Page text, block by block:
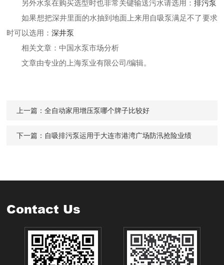
另外水泵在购买选型时也非常关键输送污水请选用：排污泵
如果想把深井里面的水抽到地面上来用自吸泵满足不了要求
时可以选用：深井泵
相关文章：中国水泵市场分析
文章由专业的 上海泵业有限公司/编辑。
上一篇：全自动家用增压泵哪个牌子比较好
下一篇： 自吸排污泵运用于大连市港湾广场防汛抢险业绩
Contact Us